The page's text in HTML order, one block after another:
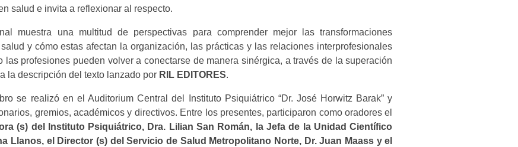
salud e invita a reflexionar al respecto.
muestra una multitud de perspectivas para comprender mejor las transformaciones
y cómo estas afectan la organización, las prácticas y las relaciones interprofesionales
profesiones pueden volver a conectarse de manera sinérgica, a través de la superación
la descripción del texto lanzado por RIL EDITORES.
se realizó en el Auditorium Central del Instituto Psiquiátrico “Dr. José Horwitz Barak” y
gremios, académicos y directivos. Entre los presentes, participaron como oradores el
(s) del Instituto Psiquiátrico, Dra. Lilian San Román, la Jefa de la Unidad Científico
Llanos, el Director (s) del Servicio de Salud Metropolitano Norte, Dr. Juan Maass y el